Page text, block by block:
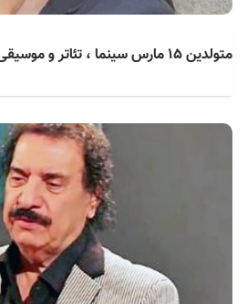
متولدین ۱۵ مارس سینما ، تئاتر و موسیقی؛ لی دا هی